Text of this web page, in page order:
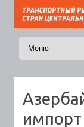
Перейти к